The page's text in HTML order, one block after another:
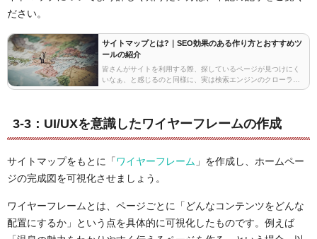
ださい。
サイトマップとは?｜SEO効果のある作り方とおすすめツ
ールの紹介
皆さんがサイトを利用する際、探しているページが見つけにく
いなぁ、と感じるのと同様に、実は検索エンジンのクローラー
にとっても、ストレスを感じさせるサイト構成になっている、
3-3：UI/UXを意識したワイヤーフレームの作成
サイトマップをもとに「ワイヤーフレーム 」を作成し、ホームペー
ジの完成図を可視化させましょう。
ワイヤーフレームとは、ページごとに「どんなコンテンツをどんな
配置にするか」という点を具体的に可視化したものです。例えば